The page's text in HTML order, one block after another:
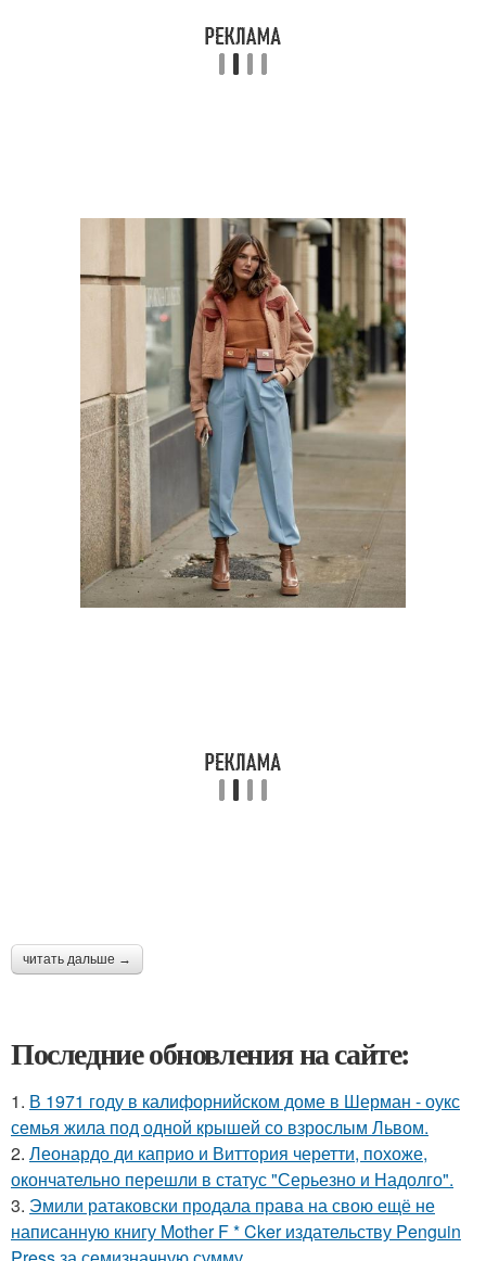
читать дальше →
Последние обновления на сайте:
1. В 1971 году в калифорнийском доме в Шерман - оукс
семья жила под одной крышей со взрослым Львом.
2. Леонардо ди каприо и Виттория черетти, похоже,
окончательно перешли в статус "Серьезно и Надолго".
3. Эмили ратаковски продала права на свою ещё не
написанную книгу Mother F * Cker издательству Penguin